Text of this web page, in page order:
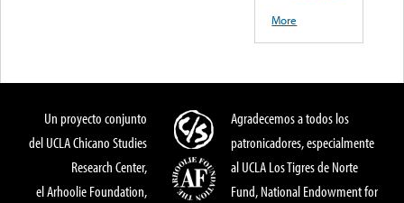
More
Un proyecto conjunto
del UCLA Chicano Studies
Research Center,
el Arhoolie Foundation,
Agradecemos a todos los
patronicadores, especialmente
al UCLA Los Tigres de Norte
Fund, National Endowment for